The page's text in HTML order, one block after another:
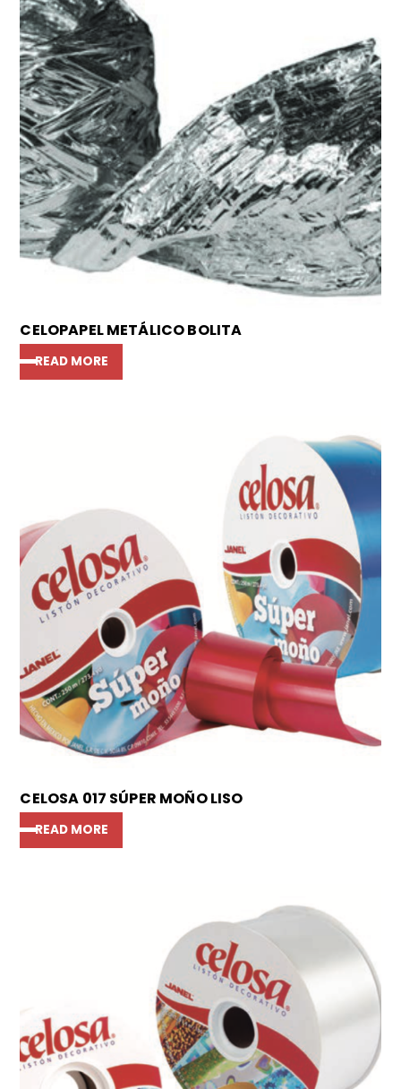
CELOPAPEL METÁLICO BOLITA
READ MORE
CELOSA 017 SÚPER MOÑO LISO
READ MORE